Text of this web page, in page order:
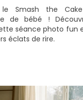
Smash the
de bébé !
séance photo fun
éclats de rire.